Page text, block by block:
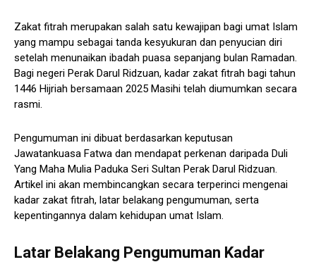
Zakat fitrah merupakan salah satu kewajipan bagi umat Islam
yang mampu sebagai tanda kesyukuran dan penyucian diri
setelah menunaikan ibadah puasa sepanjang bulan Ramadan.
Bagi negeri Perak Darul Ridzuan, kadar zakat fitrah bagi tahun
1446 Hijriah bersamaan 2025 Masihi telah diumumkan secara
rasmi.
Pengumuman ini dibuat berdasarkan keputusan
Jawatankuasa Fatwa dan mendapat perkenan daripada Duli
Yang Maha Mulia Paduka Seri Sultan Perak Darul Ridzuan.
Artikel ini akan membincangkan secara terperinci mengenai
kadar zakat fitrah, latar belakang pengumuman, serta
kepentingannya dalam kehidupan umat Islam.
Latar Belakang Pengumuman Kadar